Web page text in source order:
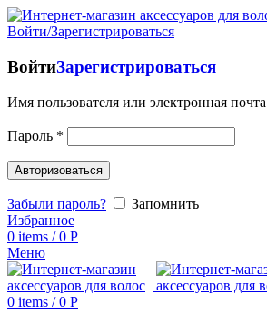
Войти/Зарегистрироваться
ВойтиЗарегистрироваться
Имя пользователя или электронная почта
Пароль *
Авторизоваться
Забыли пароль?
Запомнить
Избранное
0 items / 0 Р
Меню
0 items / 0 Р